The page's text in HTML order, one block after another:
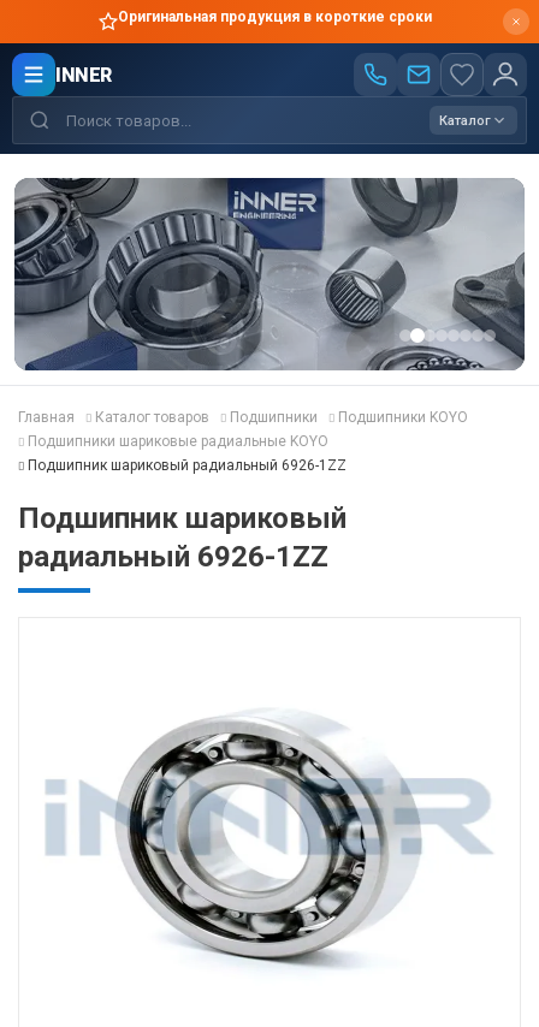
Оригинальная продукция в короткие сроки
INNER
Каталог
Главная Каталог товаров Подшипники
Подшипники KOYO
Подшипники шариковые радиальные KOYO
Подшипник шариковый радиальный 6926-1ZZ
Подшипник шариковый
радиальный 6926-1ZZ